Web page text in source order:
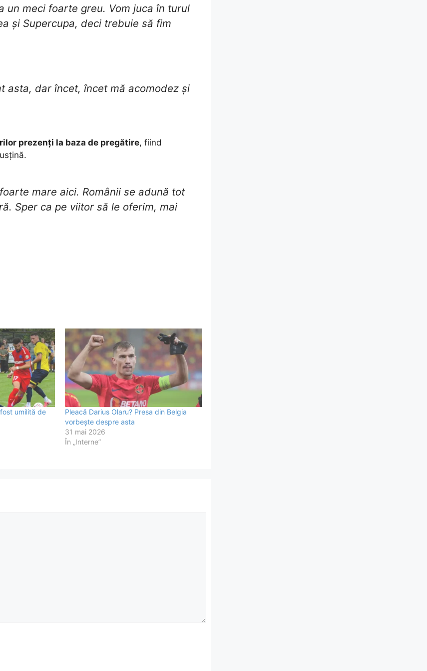
un meci foarte greu. Vom juca în turul
și Supercupa, deci trebuie să fim
asta, dar încet, încet mă acomodez și
prezenți la baza de pregătire, fiind
mare aici. Românii se adună tot
Sper ca pe viitor să le oferim, mai
umilită de
Pleacă Darius Olaru? Presa din Belgia
vorbește despre asta
31 mai 2026
În „Interne”